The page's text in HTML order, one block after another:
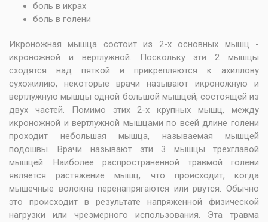
боль в икрах
боль в голени
Икроножная мышца состоит из 2-х основных мышц -
икроножной и вертлужной. Поскольку эти 2 мышцы
сходятся над пяткой и прикрепляются к ахиллову
сухожилию, некоторые врачи называют икроножную и
вертлужную мышцы одной большой мышцей, состоящей из
двух частей. Помимо этих 2-х крупных мышц, между
икроножной и вертлужной мышцами по всей длине голени
проходит небольшая мышца, называемая мышцей
подошвы. Врачи называют эти 3 мышцы трехглавой
мышцей. Наиболее распространенной травмой голени
является растяжение мышц, что происходит, когда
мышечные волокна перенапрягаются или рвутся. Обычно
это происходит в результате напряженной физической
нагрузки или чрезмерного использования. Эта травма